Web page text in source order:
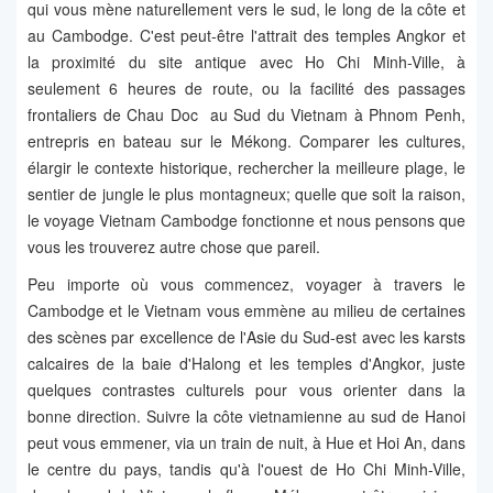
qui vous mène naturellement vers le sud, le long de la côte et
au Cambodge. C'est peut-être l'attrait des temples Angkor et
la proximité du site antique avec Ho Chi Minh-Ville, à
seulement 6 heures de route, ou la facilité des passages
frontaliers de Chau Doc au Sud du Vietnam à Phnom Penh,
entrepris en bateau sur le Mékong. Comparer les cultures,
élargir le contexte historique, rechercher la meilleure plage, le
sentier de jungle le plus montagneux; quelle que soit la raison,
le voyage Vietnam Cambodge fonctionne et nous pensons que
vous les trouverez autre chose que pareil.
Peu importe où vous commencez, voyager à travers le
Cambodge et le Vietnam vous emmène au milieu de certaines
des scènes par excellence de l'Asie du Sud-est avec les karsts
calcaires de la baie d'Halong et les temples d'Angkor, juste
quelques contrastes culturels pour vous orienter dans la
bonne direction. Suivre la côte vietnamienne au sud de Hanoi
peut vous emmener, via un train de nuit, à Hue et Hoi An, dans
le centre du pays, tandis qu'à l'ouest de Ho Chi Minh-Ville,